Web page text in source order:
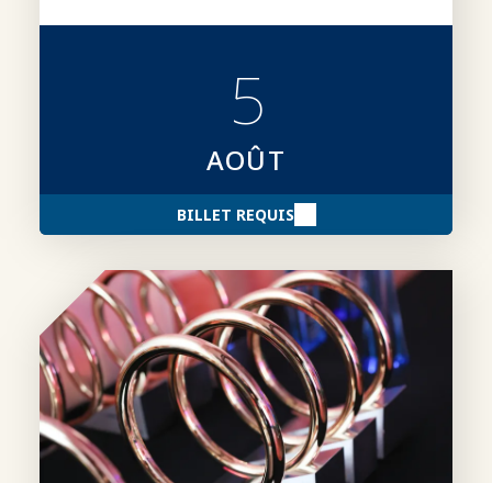
5
AOÛT
BILLET REQUIS